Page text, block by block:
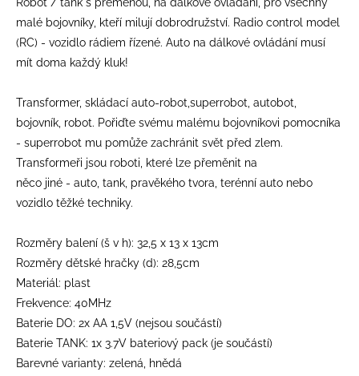
malé bojovníky, kteří milují dobrodružství. Radio control model
(RC) - vozidlo rádiem řízené. Auto na dálkové ovládání musí
mít doma každý kluk!
Transformer, skládací auto-robot,superrobot, autobot,
bojovník, robot. Pořiďte svému malému bojovníkovi pomocníka
- superrobot mu pomůže zachránit svět před zlem.
Transformeři jsou roboti, které lze přeměnit na
něco jiné - auto, tank, pravěkého tvora, terénní auto nebo
vozidlo těžké techniky.
Rozměry balení (š v h): 32,5 x 13 x 13cm
Rozměry dětské hračky (d): 28,5cm
Materiál: plast
Frekvence: 40MHz
Baterie DO: 2x AA 1,5V (nejsou součástí)
Baterie TANK: 1x 3.7V bateriový pack (je součástí)
Barevné varianty: zelená, hnědá